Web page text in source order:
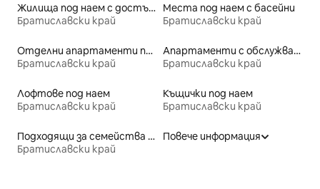
Жилища под наем с достъп до езеро
Братиславски край
Места под наем с басейни
Братиславски край
Отделни апартаменти под наем
Братиславски край
Апартаменти с обслужване под наем
Братиславски край
Лофтове под наем
Братиславски край
Къщички под наем
Братиславски край
Подходящи за семейства места под наем
Братиславски край
Повече информация